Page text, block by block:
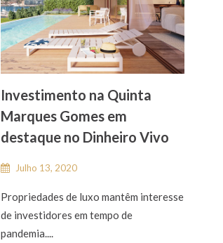
Investimento na Quinta
Marques Gomes em
destaque no Dinheiro Vivo
Julho 13, 2020
Propriedades de luxo mantêm interesse
de investidores em tempo de
pandemia....